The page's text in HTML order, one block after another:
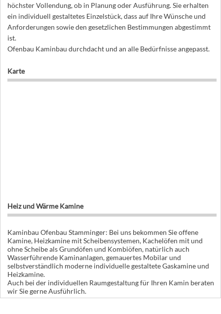
höchster Vollendung, ob in Planung oder Ausführung. Sie erhalten
ein individuell gestaltetes Einzelstück, dass auf Ihre Wünsche und
Anforderungen sowie den gesetzlichen Bestimmungen abgestimmt
ist.
Ofenbau Kaminbau durchdacht und an alle Bedürfnisse angepasst.
Karte
Heiz und Wärme Kamine
Kaminbau Ofenbau Stamminger: Bei uns bekommen Sie offene
Kamine, Heizkamine mit Scheibensystemen, Kachelöfen mit und
ohne Scheibe als Grundöfen und Kombiöfen, natürlich auch
Wasserführende Kaminanlagen, gemauertes Mobilar und
selbstverständlich moderne individuelle gestaltete Gaskamine und
Heizkamine.
Auch bei der individuellen Raumgestaltung für Ihren Kamin beraten
wir Sie gerne Ausführlich.